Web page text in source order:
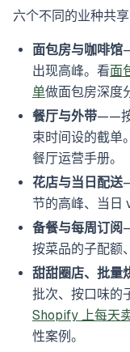
六个不同的业种共
面包房与咖啡馆
出现高峰。看面
单做面包房深度
餐厅与外带——按
束时间设的截单
餐厅运营手册。
花店与当日配送
节的高峰、当日
备餐与每周订阅
按菜品的子配额
甜甜圈店、批量
批次、按口味的
Shopify 上每天
性案例。